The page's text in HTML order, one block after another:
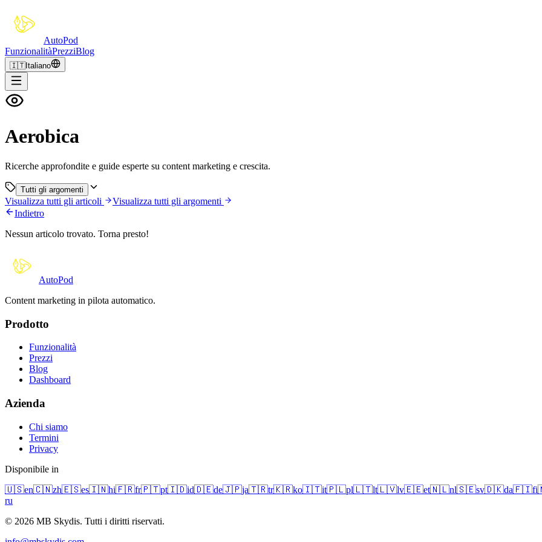
AutoPod
FunzionalitàPrezziBlog
🇮🇹Italiano
Aerobica
Ricerche approfondite e guide esperte su content marketing e crescita.
Tutti gli argomenti
Visualizza tutti gli articoli
Visualizza tutti gli argomenti
Indietro
Nessun articolo trovato. Torna presto!
AutoPod
Content marketing in pilota automatico.
Prodotto
Funzionalità
Prezzi
Blog
Dashboard
Azienda
Chi siamo
Termini
Privacy
Disponibile in
🇺🇸en🇨🇳zh🇪🇸es🇮🇳hi🇫🇷fr🇵🇹pt🇮🇩id🇩🇪de🇯🇵ja🇹🇷tr🇰🇷ko🇮🇹it🇵🇱pl🇱🇹lt🇱🇻lv🇪🇪et🇳🇱nl🇸🇪sv🇩🇰da🇫🇮fi
ru
© 2026 MB Skydis. Tutti i diritti riservati.